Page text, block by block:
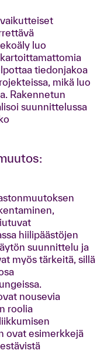
luo
tiedonjakoa
mikä luo
Rakennetun
suunnittelussa
hiilipäästöjen
suunnittelu ja
myös tärkeitä, sillä
nousevia
roolia
ovat esimerkkejä